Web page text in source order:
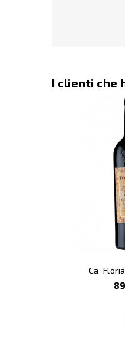
I clienti che
Ca’